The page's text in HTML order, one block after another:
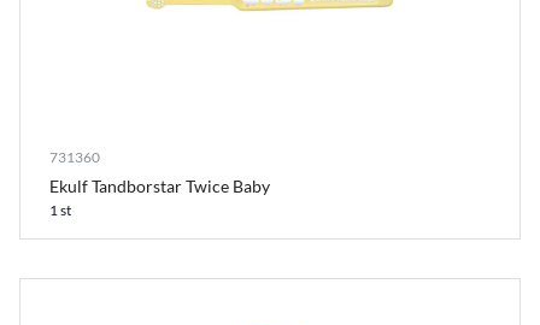
731360
Ekulf Tandborstar Twice Baby
1 st